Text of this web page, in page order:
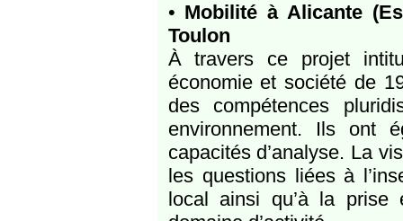
• Mobilité à Alicante
Toulon
À travers ce projet
économie et société de
des compétences
environnement. Ils ont
capacités d’analyse. La
les questions liées à
local ainsi qu’à la prise